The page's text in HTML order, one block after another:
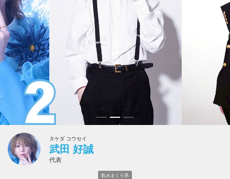
タケダ コウセイ
武田 好誠
代表
飲みまくり系